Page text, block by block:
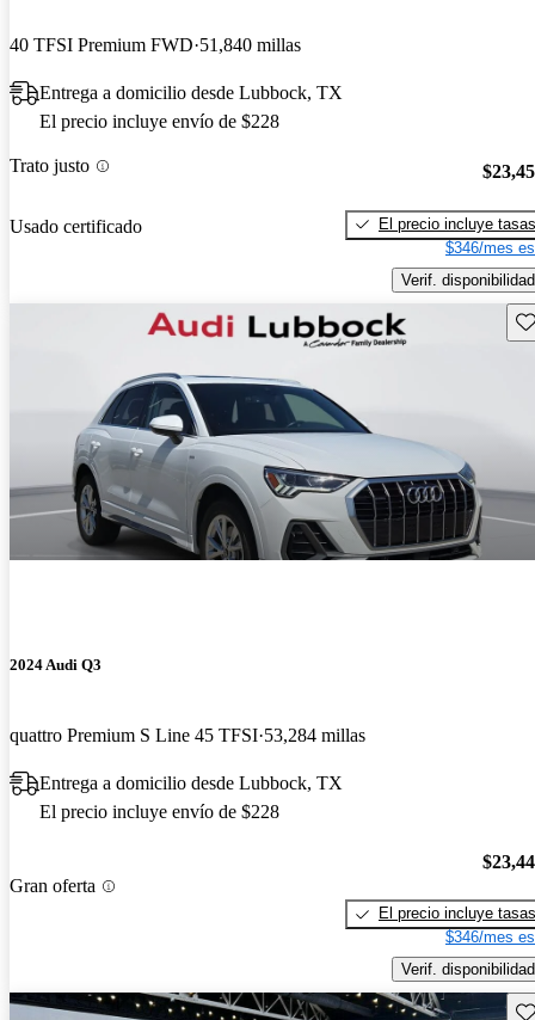
40 TFSI Premium FWD 51,840 millas
Entrega a domicilio desde Lubbock, TX
El precio incluye envío de $228
Trato justo
Usado certificado
El precio incluye tasas
$346/mes
Verif. disponibilidad
2024 Audi Q3
quattro Premium S Line 45 TFSI 53,284 millas
Entrega a domicilio desde Lubbock, TX
El precio incluye envío de $228
Gran oferta
El precio incluye tasas
$346/mes
Verif. disponibilidad